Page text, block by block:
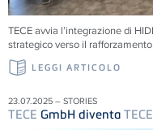
TECEavvia l’integrazione di
strategico verso il
LEGGI ARTICOLO
23.07.2025 – STORIES
TECE GmbH diventa TECE